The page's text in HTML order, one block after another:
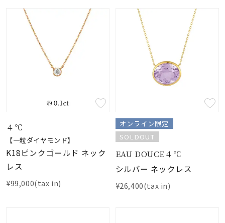
４℃
【一粒ダイヤモンド】
K18ピンクゴールド ネック
レス
¥99,000(tax in)
オンライン限定
SOLDOUT
EAU DOUCE４℃
シルバー ネックレス
¥26,400(tax in)